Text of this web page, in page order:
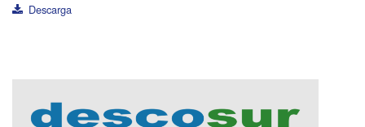
Descarga